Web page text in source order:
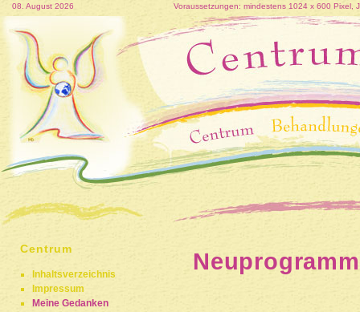
08. August 2026 Voraussetzungen: mindestens 1024 x 600 Pixel,
Centrum
Inhaltsverzeichnis
Impressum
Meine Gedanken